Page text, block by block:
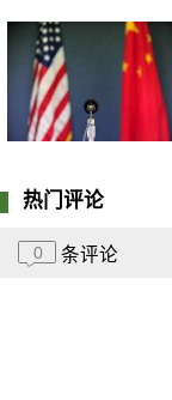
热门评论
0 条评论